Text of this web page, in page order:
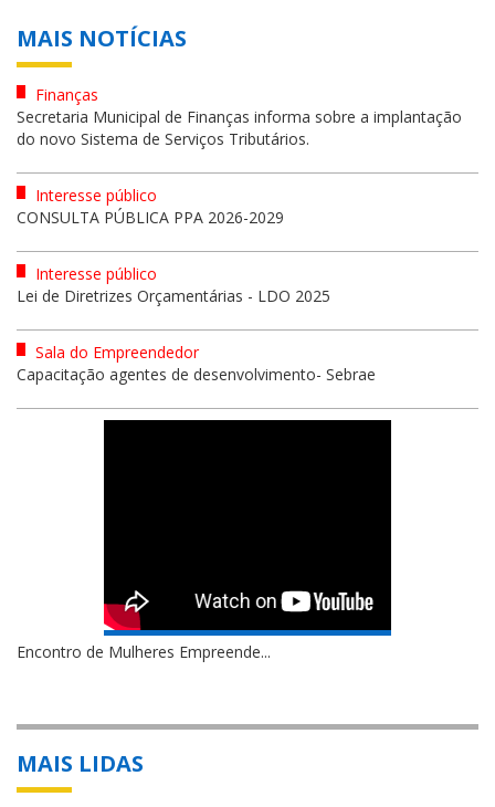
MAIS NOTÍCIAS
Finanças
Secretaria Municipal de Finanças informa sobre a implantação
do novo Sistema de Serviços Tributários.
Interesse público
CONSULTA PÚBLICA PPA 2026-2029
Interesse público
Lei de Diretrizes Orçamentárias - LDO 2025
Sala do Empreendedor
Capacitação agentes de desenvolvimento- Sebrae
Encontro de Mulheres Empreende...
MAIS LIDAS